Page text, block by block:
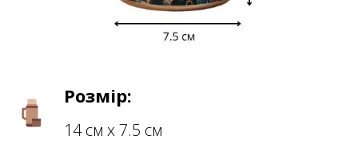
Розмір:
14 см х 7.5 см